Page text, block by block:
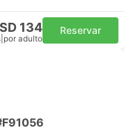
134
por adulto
Reservar